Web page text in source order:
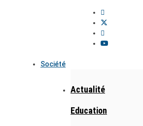
Société
Actualité
Education